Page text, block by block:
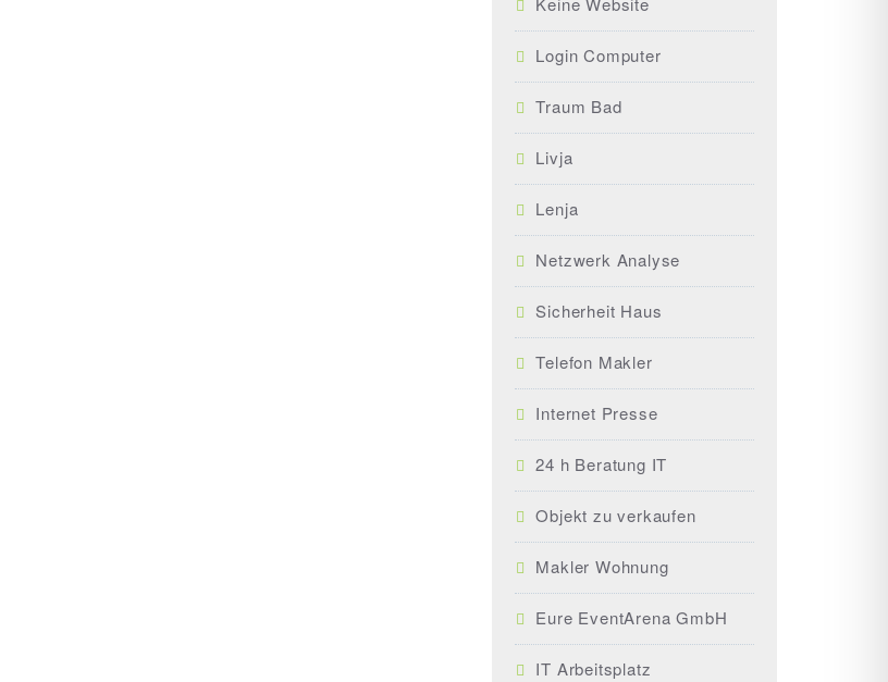
Login Computer
Traum Bad
Livja
Lenja
Netzwerk Analyse
Sicherheit Haus
Telefon Makler
Internet Presse
24 h Beratung IT
Objekt zu verkaufen
Makler Wohnung
Eure EventArena GmbH
IT Arbeitsplatz